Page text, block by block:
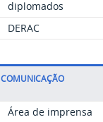
diplomados
DERAC
COMUNICAÇÃO
Área de imprensa